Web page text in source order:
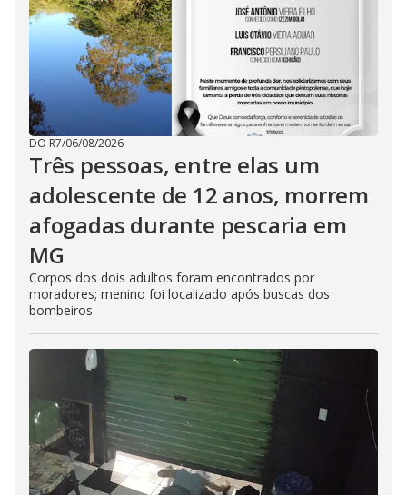
DO R7/06/08/2026
Três pessoas, entre elas um
adolescente de 12 anos, morrem
afogadas durante pescaria em
MG
Corpos dos dois adultos foram encontrados por
moradores; menino foi localizado após buscas dos
bombeiros